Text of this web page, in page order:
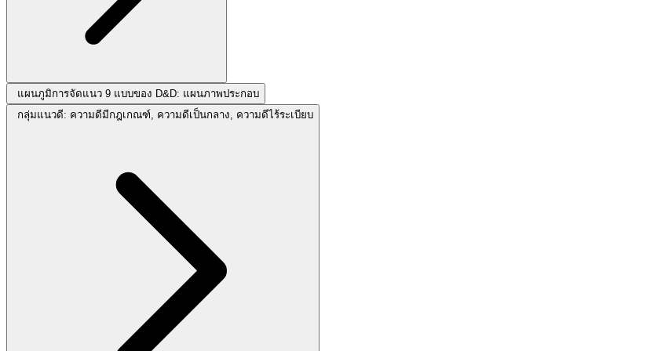
แผนภูมิการจัดแนว 9 แบบของ D&D: แผนภาพประกอบ
กลุ่มแนวดี: ความดีมีกฎเกณฑ์, ความดีเป็นกลาง, ความดีไร้ระเบียบ